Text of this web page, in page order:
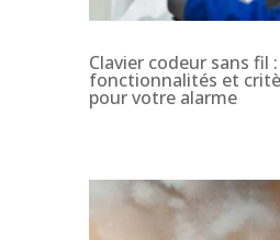
Clavier codeur sans fil :
fonctionnalités et
pour votre alarme